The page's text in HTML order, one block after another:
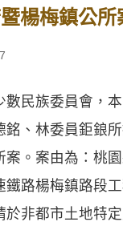
楊梅鎮公所
數民族委員會，
銘、林委員鉅鋃
案。案由為：桃
鐵路楊梅鎮路段
於非都市土地特